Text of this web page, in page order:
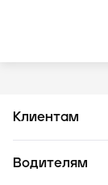
Клиентам
Водителям